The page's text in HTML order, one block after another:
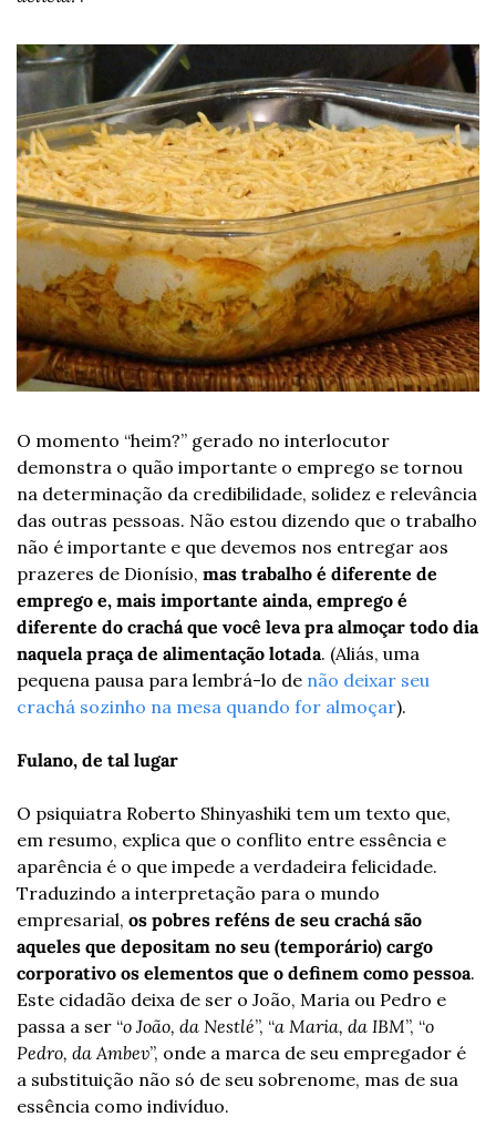
O momento “heim?” gerado no interlocutor
demonstra o quão importante o emprego se tornou
na determinação da credibilidade, solidez e relevância
das outras pessoas. Não estou dizendo que o trabalho
não é importante e que devemos nos entregar aos
prazeres de Dionísio, mas trabalho é diferente de
emprego e, mais importante ainda, emprego é
diferente do crachá que você leva pra almoçar todo dia
naquela praça de alimentação lotada. (Aliás, uma
pequena pausa para lembrá-lo de não deixar seu
crachá sozinho na mesa quando for almoçar).
Fulano, de tal lugar
O psiquiatra Roberto Shinyashiki tem um texto que,
em resumo, explica que o conflito entre essência e
aparência é o que impede a verdadeira felicidade.
Traduzindo a interpretação para o mundo
empresarial, os pobres reféns de seu crachá são
aqueles que depositam no seu (temporário) cargo
corporativo os elementos que o definem como pessoa.
Este cidadão deixa de ser o João, Maria ou Pedro e
passa a ser “o João, da Nestlé”, “a Maria, da IBM”, “o
Pedro, da Ambev”, onde a marca de seu empregador é
a substituição não só de seu sobrenome, mas de sua
essência como indivíduo.